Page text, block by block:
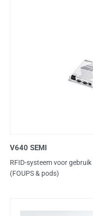
V640 SEMI
RFID-systeem voor
(FOUPS & pods)